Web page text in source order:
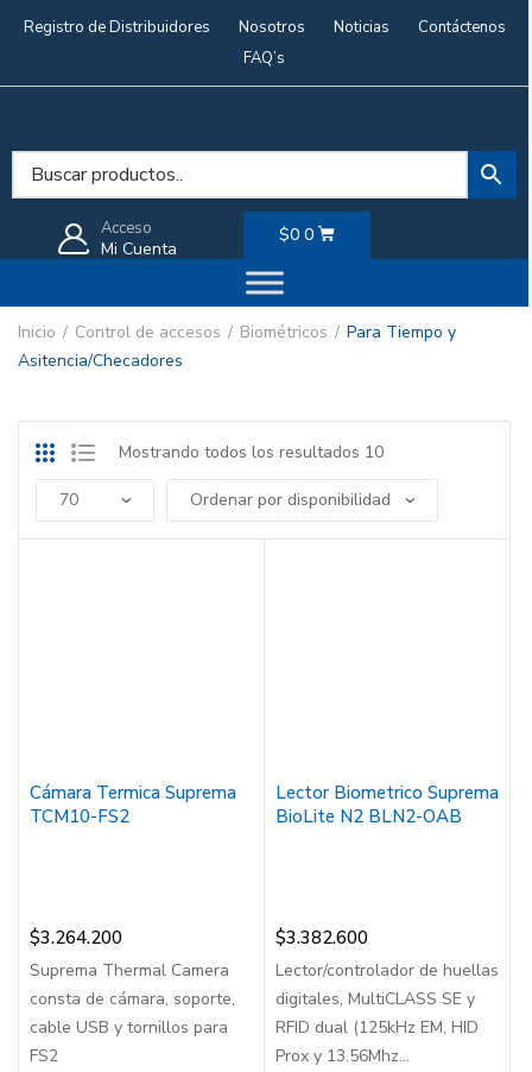
Registro de Distribuidores Nosotros Noticias
Contáctenos
FAQ’s
Acceso
Mi Cuenta
$0 0
Inicio Control de accesos Biométricos
Para Tiempo y
Asitencia/Checadores
Mostrando todos los resultados 10
Cámara Termica Suprema
TCM10-FS2
$3.264.200
Suprema Thermal Camera
consta de cámara, soporte,
cable USB y tornillos para
FS2
Lector Biometrico Suprema
BioLite N2 BLN2-OAB
$3.382.600
Lector/controlador de huellas
digitales, MultiCLASS SE y
RFID dual (125kHz EM, HID
Prox y 13.56Mhz...